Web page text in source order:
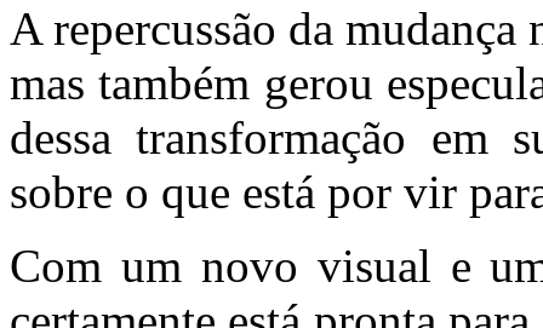
A repercussão da mudança
mas também gerou
dessa transformação em
sobre o que está por vir
Com um novo visual e